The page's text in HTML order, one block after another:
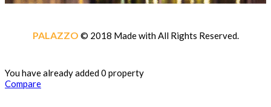
PALAZZO © 2018 Made withAll Rights Reserved.
You have already added 0 property
Compare